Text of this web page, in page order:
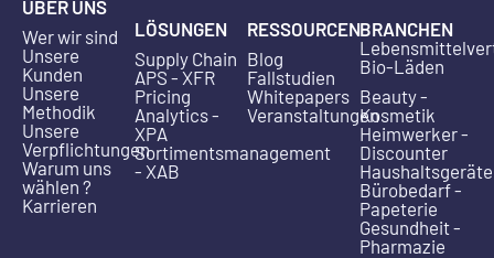
ÜBER UNS
Wer wir sind
Unsere
Kunden
Unsere
Methodik
Unsere
Verpflichtungen
Warum uns
wählen ?
Karrieren
LÖSUNGEN
Supply Chain
APS - XFR
Pricing
Analytics -
XPA
Sortimentsmanagement
- XAB
RESSOURCEN
Blog
Fallstudien
Whitepapers
Veranstaltungen
BRANCHEN
Bio-Läden
Beauty -
Kosmetik
Heimwerker -
Discounter
Haushaltsgeräte
Bürobedarf -
Papeterie
Gesundheit -
Pharmazie